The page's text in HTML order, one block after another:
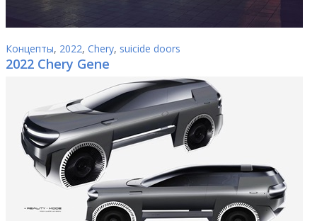
Концепты, 2022, Chery, suicide doors
2022 Chery Gene